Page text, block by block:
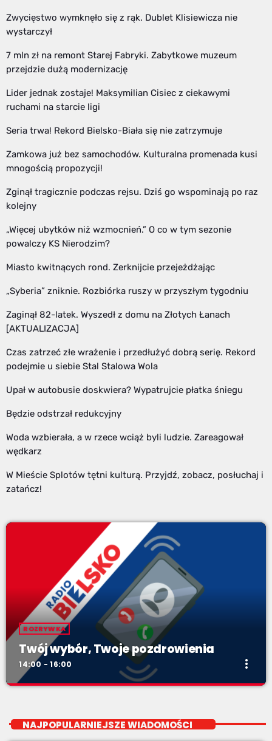
Zwycięstwo wymknęło się z rąk. Dublet Klisiewicza nie
wystarczył
7 mln zł na remont Starej Fabryki. Zabytkowe muzeum
przejdzie dużą modernizację
Lider jednak zostaje! Maksymilian Cisiec z ciekawymi
ruchami na starcie ligi
Seria trwa! Rekord Bielsko-Biała się nie zatrzymuje
Zamkowa już bez samochodów. Kulturalna promenada kusi
mnogością propozycji!
Zginął tragicznie podczas rejsu. Dziś go wspominają po raz
kolejny
„Więcej ubytków niż wzmocnień.” O co w tym sezonie
powalczy KS Nierodzim?
Miasto kwitnących rond. Zerknijcie przejeżdżając
„Syberia” zniknie. Rozbiórka ruszy w przyszłym tygodniu
Zaginął 82-latek. Wyszedł z domu na Złotych Łanach
[AKTUALIZACJA]
Czas zatrzeć złe wrażenie i przedłużyć dobrą serię. Rekord
podejmie u siebie Stal Stalowa Wola
Upał w autobusie doskwiera? Wypatrujcie płatka śniegu
Będzie odstrzał redukcyjny
Woda wzbierała, a w rzece wciąż byli ludzie. Zareagował
wędkarz
W Mieście Splotów tętni kulturą. Przyjdź, zobacz, posłuchaj i
zatańcz!
ROZRYWKA
Twój wybór, Twoje pozdrowienia
14:00 - 16:00 more_vert
Niedziele od 14 do 16
NAJPOPULARNIEJSZE WIADOMOŚCI